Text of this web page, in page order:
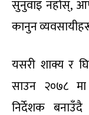
सुनुवाइ नहोस्,
कानुन
यसरी शाक्य र
साउन २०७८ मा
निर्देशक